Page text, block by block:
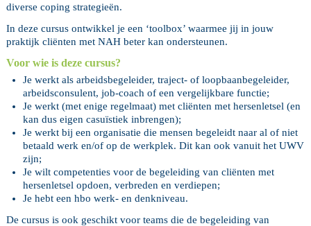
diverse coping strategieën.
In deze cursus ontwikkel je een ‘toolbox’ waarmee jij in jouw
praktijk cliënten met NAH beter kan ondersteunen.
Voor wie is deze cursus?
Je werkt als arbeidsbegeleider, traject- of loopbaanbegeleider,
arbeidsconsulent, job-coach of een vergelijkbare functie;
Je werkt (met enige regelmaat) met cliënten met hersenletsel (en
kan dus eigen casuïstiek inbrengen);
Je werkt bij een organisatie die mensen begeleidt naar al of niet
betaald werk en/of op de werkplek. Dit kan ook vanuit het UWV
zijn;
Je wilt competenties voor de begeleiding van cliënten met
hersenletsel opdoen, verbreden en verdiepen;
Je hebt een hbo werk- en denkniveau.
De cursus is ook geschikt voor teams die de begeleiding van